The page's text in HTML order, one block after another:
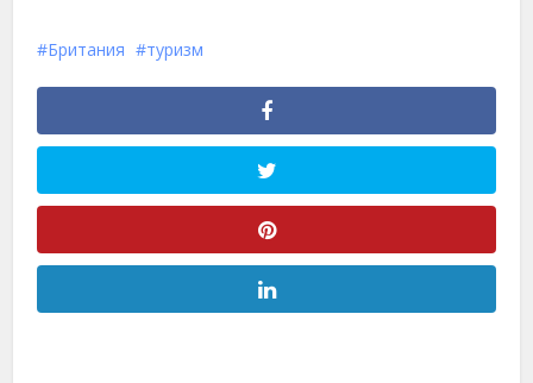
Британия туризм